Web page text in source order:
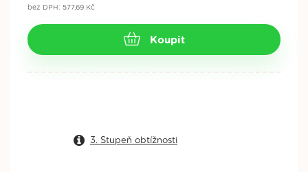
Modul pro Pawzler Terra
Skladem
bez DPH: 577,69 Kč
Koupit
3. Stupeň obtížnosti